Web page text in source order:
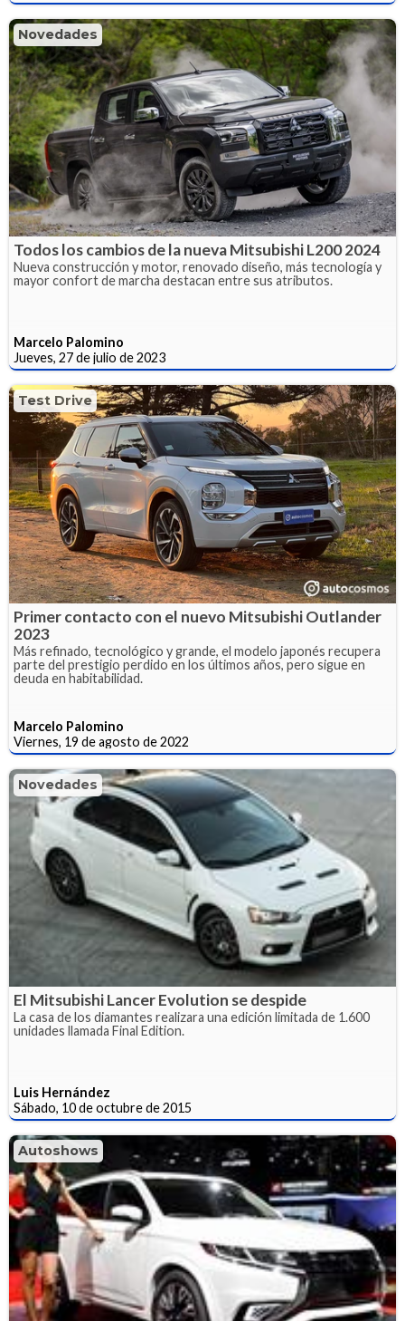
Novedades
Todos los cambios de la nueva Mitsubishi L200 2024
Nueva construcción y motor, renovado diseño, más tecnología y
mayor confort de marcha destacan entre sus atributos.
Marcelo Palomino
Jueves, 27 de julio de 2023
Test Drive
Primer contacto con el nuevo Mitsubishi Outlander
2023
Más refinado, tecnológico y grande, el modelo japonés recupera
parte del prestigio perdido en los últimos años, pero sigue en
deuda en habitabilidad.
Marcelo Palomino
Viernes, 19 de agosto de 2022
Novedades
El Mitsubishi Lancer Evolution se despide
La casa de los diamantes realizara una edición limitada de 1.600
unidades llamada Final Edition.
Luis Hernández
Sábado, 10 de octubre de 2015
Autoshows